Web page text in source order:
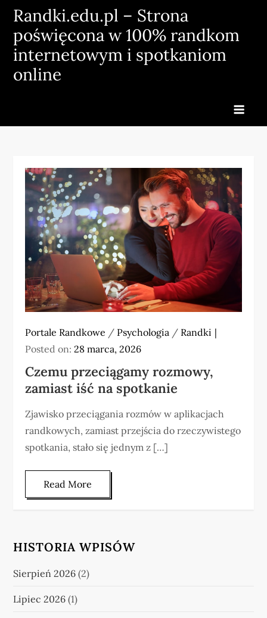
Skip
content
Randki.edu.pl – Strona
poświęcona w 100% randkom
internetowym i spotkaniom
online
Portale Randkowe / Psychologia / Randki
Posted on:28 marca, 2026
Czemu przeciągamy rozmowy,
zamiast iść na spotkanie
Zjawisko przeciągania rozmów w aplikacjach
randkowych, zamiast przejścia do rzeczywistego
spotkania, stało się jednym z […]
Read More
HISTORIA WPISÓW
Sierpień 2026 (2)
Lipiec 2026 (1)